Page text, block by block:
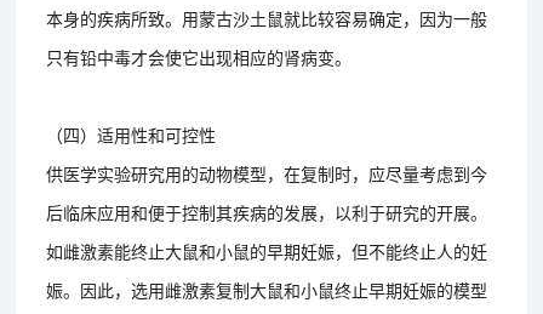
本身的疾病所致。用蒙古沙土鼠就比较容易确定，因为一般
只有铅中毒才会使它出现相应的肾病变。
（四）适用性和可控性
供医学实验研究用的动物模型，在复制时，应尽量考虑到今
后临床应用和便于控制其疾病的发展，以利于研究的开展。
如雌激素能终止大鼠和小鼠的早期妊娠，但不能终止人的妊
娠。因此，选用雌激素复制大鼠和小鼠终止早期妊娠的模型